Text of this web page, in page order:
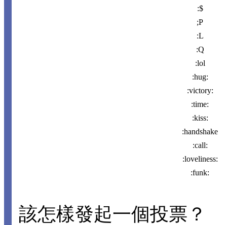
:$
;P
:L
:Q
:lol
:hug:
:victory:
:time:
:kiss:
:handshake
:call:
:loveliness:
:funk:
該怎樣發起一個投票？